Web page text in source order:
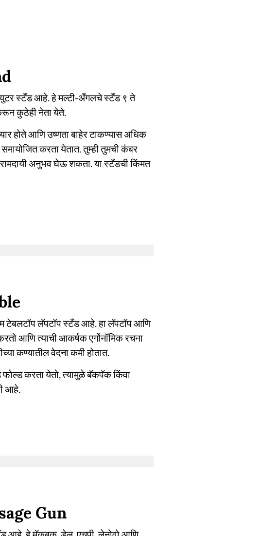
स्टँड आहे. हे मल्टी-अँगलचे स्टँड ९ ते
कुठेही नेता येते.
होते आणि उष्णता बाहेर टाकण्यास अधिक
करता येतात. तुम्ही तुमची कंबर
अनुभव घेऊ शकता. या स्टँडची किंमत
टेबलटॉप लॅपटॉप स्टँड आहे. हा लॅपटॉप आणि
आणि त्याची आकर्षक एर्गोनॉमिक रचना
कण्यातील वेदना कमी होतात.
फोल्ड करता येतो, त्यामुळे बॅकपॅक किंवा
आहे.
Gun